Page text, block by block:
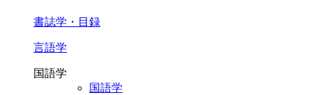
書誌学・目録
言語学
国語学
国語学